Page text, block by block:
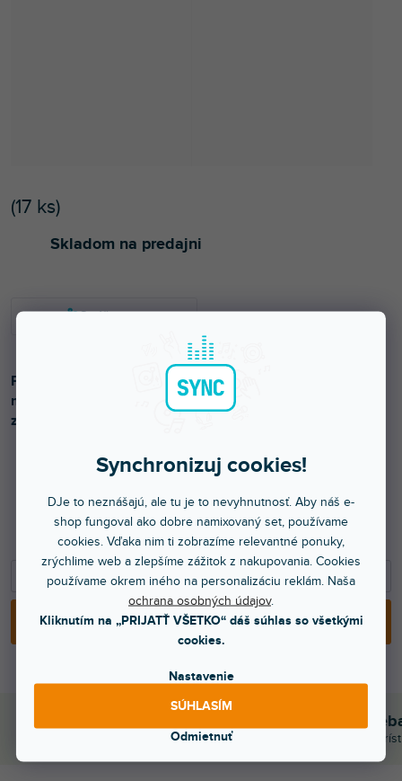
Synchronizuj cookies!
DJe to neznášajú, ale tu je to nevyhnutnosť. Aby náš e-
shop fungoval ako dobre namixovaný set, používame
cookies. Vďaka nim ti zobrazíme relevantné ponuky,
zrýchlime web a zlepšíme zážitok z nakupovania. Cookies
používame okrem iného na personalizáciu reklám. Naša
ochrana osobných údajov.
Kliknutím na „PRIJATŤ VŠETKO“ dáš súhlas so všetkými
cookies.
Nastavenie
Odmietnuť
SÚHLASÍM
292 €
237,40 € bez DPH
Skladom na predajni
(17 ks)
PRIDAŤ DO KOŠÍKA
Pandora 1200 má garantovaný výstupný výkon 1 W a
maximálny výstupný výkon 1,2 W plnofarebná červená,
zelená a modrá.
Objednaj do 15:00 → dnes letí
Sme tu pre
Chválite nás za